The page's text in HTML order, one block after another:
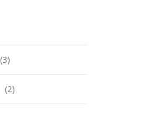
(3)
(2)